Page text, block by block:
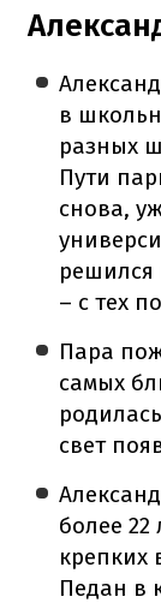
в
разных
Пути
снова,
решился
– с тех
Пара
самых
свет
более
крепких
Педан в